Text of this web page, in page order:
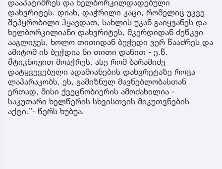
დააპატიმრეს და ხელბორკილდადებული
დახვრიტეს. დიახ, დაჭრილი კაცი, რომელიც უკვე
შეპყრობილი ჰყავდათ, სახლის უკან გაიყვანეს და
ხელბორკილიანი დახვრიტეს, მკერდიდან ძეწკვი
ააგლიჯეს, ხოლო თითიდან ბეჭედი ვერ წააძრეს და
ამიტომ ის ბეჭდია ნი თითი დანით - ე.წ.
შტიკნოჟით მოაჭრეს. ასე რომ ბარამიძე
დატყვევებული ადამიანების დახვრეტაზე როცა
ლაპარაკობს, ეს, გამიზნულ მავნებლობასთან
ერთად, მისი ქვეცნობიერის ამოძახილია -
საკუთარი ხელწერის სხვისთვის მიკუთვნების
აქტი.”- წერს ხუბუა.